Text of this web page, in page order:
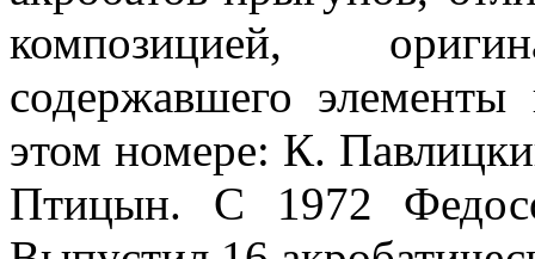
композицией,
содержавшего
этом номе­ре: К.
Птицын. С 1972